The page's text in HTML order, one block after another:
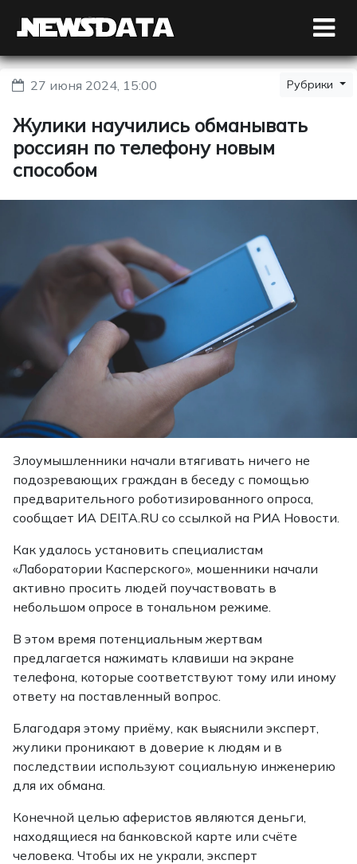
27 июня 2024, 15:00 Рубрики
Жулики научились обманывать
россиян по телефону новым
способом
Злоумышленники начали втягивать ничего не
подозревающих граждан в беседу с помощью
предварительного роботизированного опроса,
сообщает ИА DEITA.RU со ссылкой на РИА Новости.
Как удалось установить специалистам
«Лаборатории Касперского», мошенники начали
активно просить людей поучаствовать в
небольшом опросе в тональном режиме.
В этом время потенциальным жертвам
предлагается нажимать клавиши на экране
телефона, которые соответствуют тому или иному
ответу на поставленный вопрос.
Благодаря этому приёму, как выяснили эксперт,
жулики проникают в доверие к людям и в
последствии используют социальную инженерию
для их обмана.
Конечной целью аферистов являются деньги,
находящиеся на банковской карте или счёте
человека. Чтобы их не украли, эксперт